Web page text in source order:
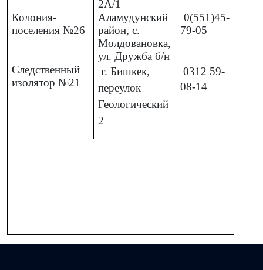
2А/1
Колония-
поселения №26
Аламудунский
район, с.
Молдовановка,
ул. Дружба б/н
0(551)45-
79-05
Следственный
изолятор №21
г. Бишкек,
переулок
Геологический
2
0312 59-
08-14